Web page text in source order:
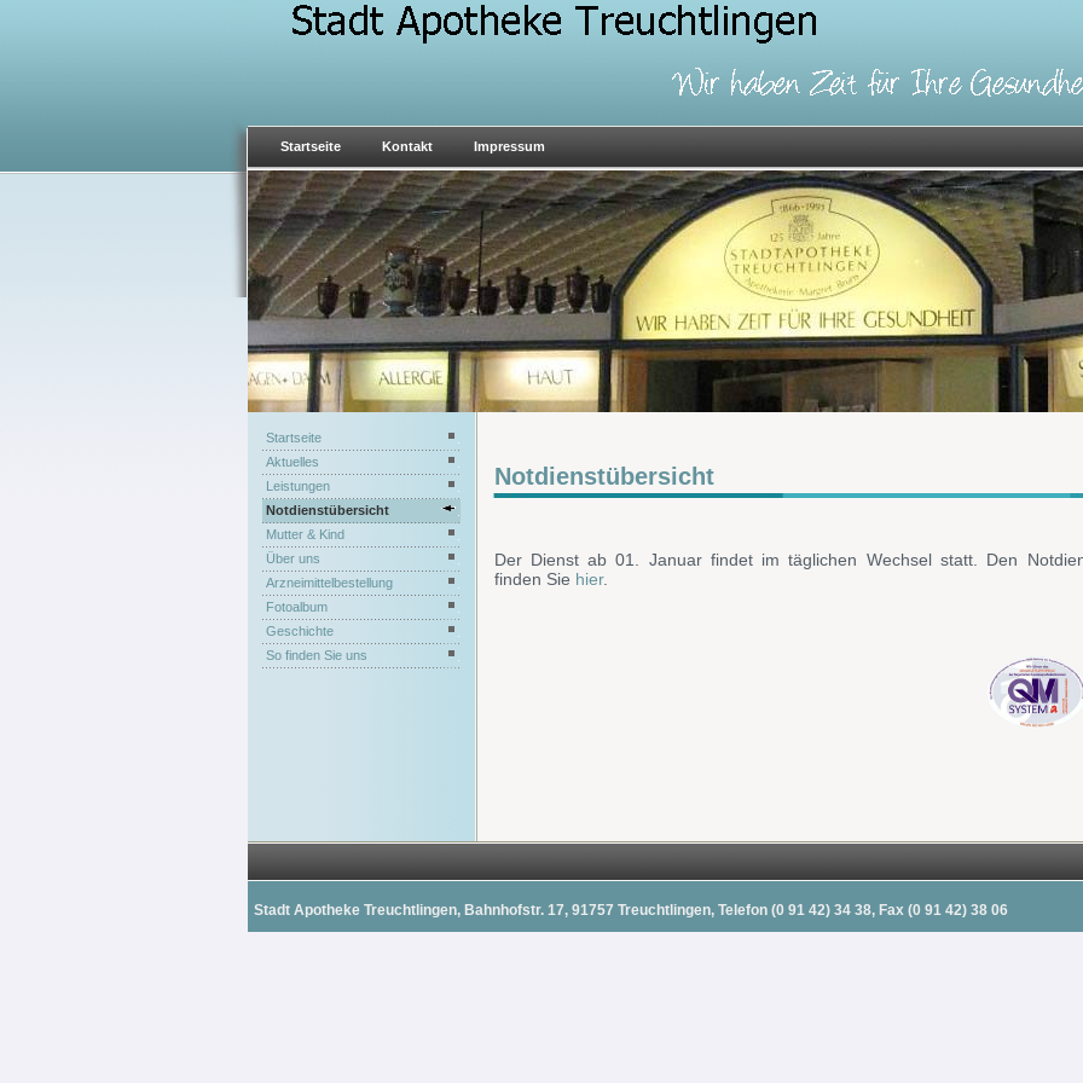
Startseite Kontakt Impressum
Notdienstübersicht
Der Dienst ab 01. Januar findet im täglichen Wechsel statt. Den
finden Sie hier.
Startseite
Aktuelles
Leistungen
Notdienstübersicht
Mutter & Kind
Über uns
Arzneimittelbestellung
Fotoalbum
Geschichte
So finden Sie uns
Stadt Apotheke Treuchtlingen, Bahnhofstr. 17, 91757 Treuchtlingen, Telefon (0 91 42) 34 38, Fax (0 91 42) 38 06